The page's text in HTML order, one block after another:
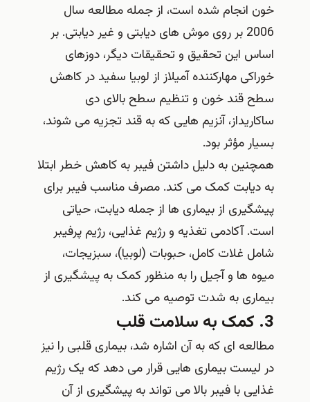
خون انجام شده است، از جمله مطالعه سال
2006 بر روی موش های دیابتی و غیر دیابتی. بر
اساس این تحقیق و تحقیقات دیگر، دوزهای
خوراکی مهارکننده آمیلاز از لوبیا سفید در کاهش
سطح قند خون و تنظیم سطح بالای دی
ساکاریداز، آنزیم‌ هایی که به قند تجزیه می‌ شوند،
بسیار مؤثر بود.
همچنین به دلیل داشتن فیبر به کاهش خطر ابتلا
به دیابت کمک می کند. مصرف مناسب فیبر برای
پیشگیری از بیماری ها از جمله دیابت، حیاتی
است. آکادمی تغذیه و رژیم غذایی، رژیم پرفیبر
شامل غلات کامل، حبوبات (لوبیا)، سبزیجات،
میوه ها و آجیل را به منظور کمک به پیشگیری از
بیماری به شدت توصیه می کند.
3. کمک به سلامت قلب
مطالعه ای که به آن اشاره شد، بیماری قلبی را نیز
در لیست بیماری هایی قرار می دهد که یک رژیم
غذایی با فیبر بالا می تواند به پیشگیری از آن